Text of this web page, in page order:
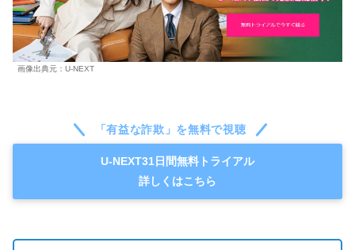
画像出典元：U-NEXT
「有益な詐欺」を無料で視聴
U-NEXT31日間無料トライアル
詳しくはこちら